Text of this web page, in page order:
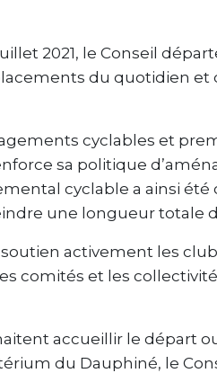
2021, le Conseil
du quotidien et
cyclables et
sa politique
cyclable a ainsi
une longueur totale
activement les
comités et les
accueillir le départ
du Dauphiné, le